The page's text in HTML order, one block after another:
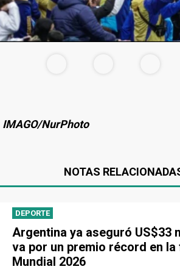
IMAGO/NurPhoto
NOTAS
DEPORTE
Argentina ya aseguró US$33
va por un premio récord en la
Mundial 2026